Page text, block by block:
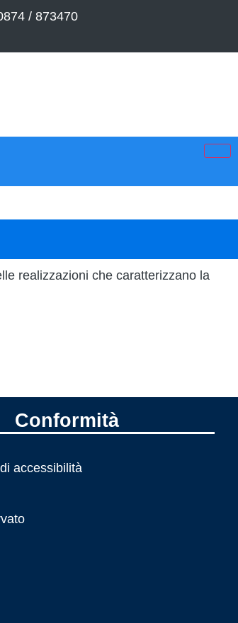
/ 873470
realizzazioni che caratterizzano la
Conformità
accessibilità